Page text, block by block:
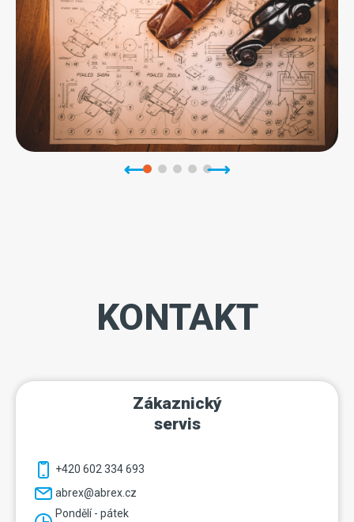
KONTAKT
Zákaznický
servis
+420 602 334 693
abrex@abrex.cz
Pondělí - pátek